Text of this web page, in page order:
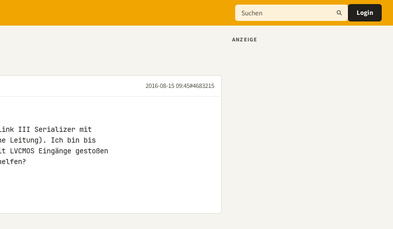
Login
2016-08-15 09:45#4683215
Link III Serializer mit
Leitung). Ich bin bis
Eingänge gestoßen
ANZEIGE